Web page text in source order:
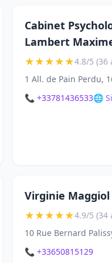
Cabinet
Lambert
★★★★★4.8/5 (36
1 All. de Pain Perdu,
📞 +33781436533🌐
Virginie Maggiol
★★★★★4.9/5 (34
10 Rue Bernard
📞 +33650815129